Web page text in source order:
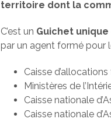
territoire dont la
C’est un Guichet unique
par un agent formé pour
Caisse
Ministères de
Caisse nationale
Caisse nationale